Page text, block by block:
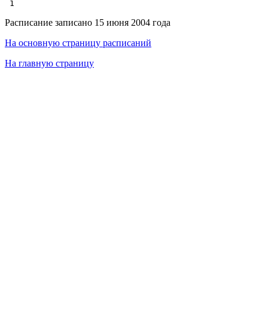
Расписание записано 15 июня 2004 года
На основную страницу расписаний
На главную страницу